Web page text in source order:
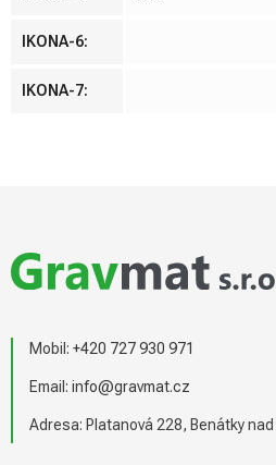
IKONA-6:
IKONA-7:
p
a
Mobil: +420 727 930 971
Email: info@gravmat.cz
Adresa: Platanová 228, Benátky